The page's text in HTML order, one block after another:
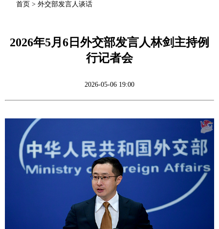
首页 > 外交部发言人谈话
2026年5月6日外交部发言人林剑主持例
行记者会
2026-05-06 19:00